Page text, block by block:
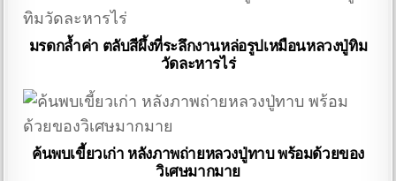
มรดกล้ำค่า ตลับสีผึ้งที่ระลึกงานหล่อรูปเหมือนหลวงปู่ทิม
วัดละหารไร่
ค้นพบเขี้ยวเก่า หลังภาพถ่ายหลวงปู่ทาบ พร้อมด้วยของ
วิเศษมากมาย